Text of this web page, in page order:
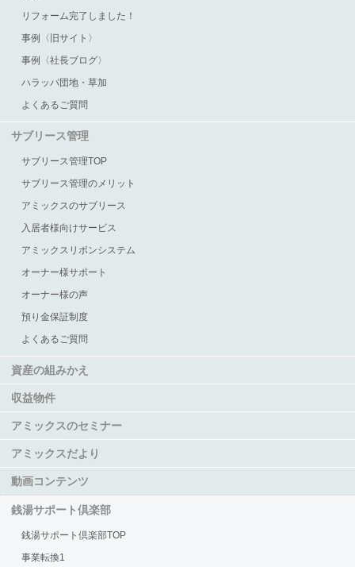
リフォーム完了しました！
事例〈旧サイト〉
事例〈社長ブログ〉
ハラッパ団地・草加
よくあるご質問
サブリース管理
サブリース管理TOP
サブリース管理のメリット
アミックスのサブリース
入居者様向けサービス
アミックスリボンシステム
オーナー様サポート
オーナー様の声
預り金保証制度
よくあるご質問
資産の組みかえ
収益物件
アミックスのセミナー
アミックスだより
動画コンテンツ
銭湯サポート倶楽部
銭湯サポート倶楽部TOP
事業転換1